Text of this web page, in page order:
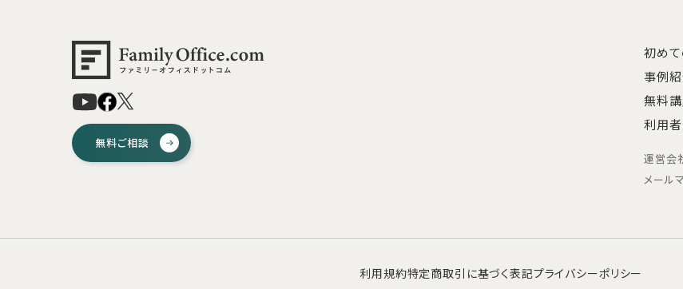
無料ご相談
初め
事例
無料
利用
運営会
メール
利用規約特定商取引に基づく表記プライバシーポリシー